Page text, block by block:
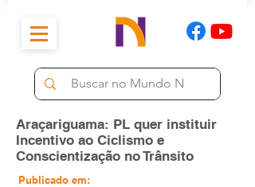
Araçariguama: PL quer instituir
Incentivo ao Ciclismo e
Conscientização no Trânsito
Publicado em: